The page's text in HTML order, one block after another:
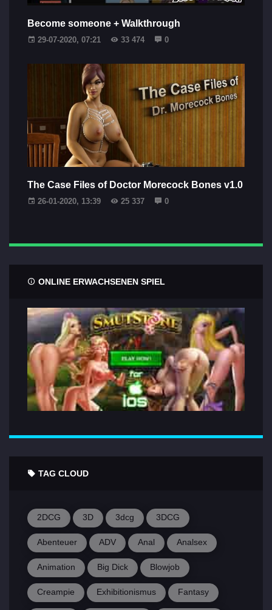
Become someone + Walkthrough
29-07-2020, 07:21 33 474 0
The Case Files of Doctor Morecock Bones v1.0
26-01-2020, 13:39 25 337 0
ONLINE ERWACHSENEN SPIEL
TAG CLOUD
2DCG 3D 3dcg 3DCG
Abenteuer ADV Anal Analsex
Animation Big Dick Blowjob
Creampie Exhibitionismus Fantasy